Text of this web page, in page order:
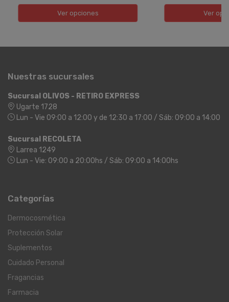
Ver opciones Ver
Nuestras sucursales
Sucursal OLIVOS - RETIRO EXPRESS
Ugarte 1728
Lun - Vie 09:00 a 12:00 y de 12:30 a 17:00 / Sáb: 09:00 a 14:00
Sucursal RECOLETA
Larrea 1249
Lun - Vie: 09:00 a 20:00hs / Sáb: 09:00 a 14:00hs
Categorías
Dermocosmética
Protección Solar
Suplementos
Cuidado Personal
Fragancias
Farmacia